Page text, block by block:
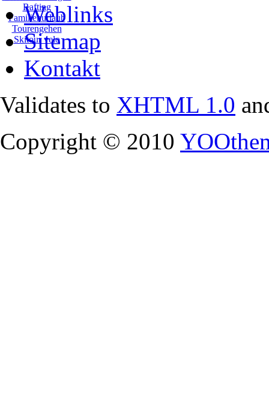
Weblinks
Sitemap
Kontakt
Validates to XHTML 1.0
Copyright © 2010